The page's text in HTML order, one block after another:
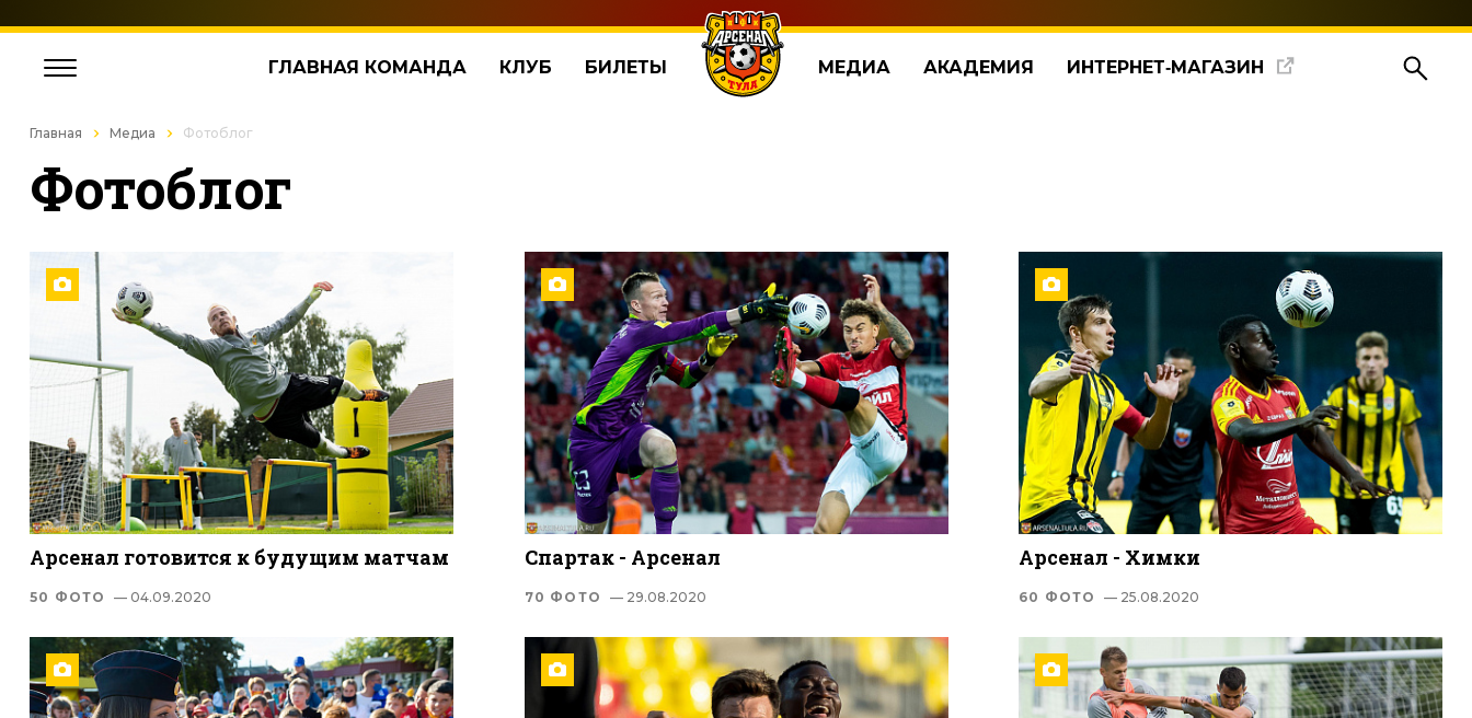
ГЛАВНАЯ КОМАНДА КЛУБ БИЛЕТЫ МЕДИА АКАДЕМИЯ ИНТЕРНЕТ‑МАГАЗИН
Главная Медиа Фотоблог
Фотоблог
Арсенал готовится к будущим матчам
50 ФОТО — 04.09.2020
Спартак - Арсенал
70 ФОТО — 29.08.2020
Арсенал - Химки
60 ФОТО — 25.08.2020